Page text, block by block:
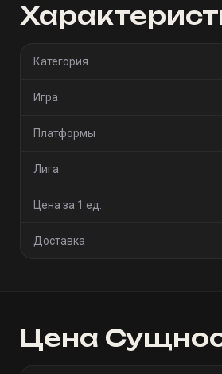
Категория
Игра
Платформы
Лига
Цена за 1 ед.
Доставка
Цена